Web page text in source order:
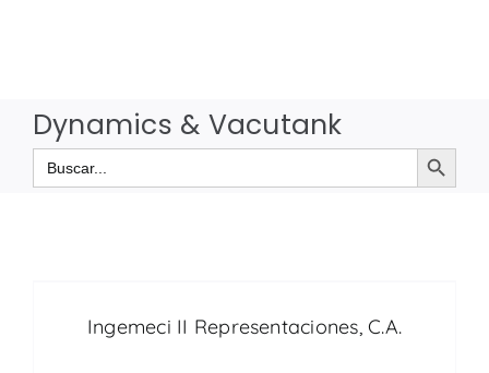
Dynamics & Vacutank
Buscar: Botón de búsqueda
Ingemeci II Representaciones, C.A.